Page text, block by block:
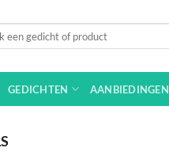
GEDICHTEN AANBIEDINGEN